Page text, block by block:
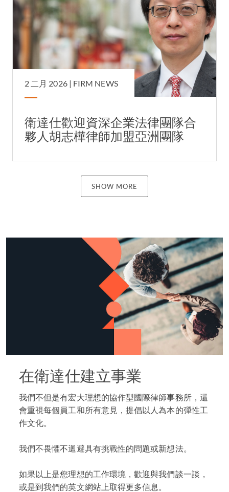
2 二月 2026 | FIRM NEWS
衛達仕歡迎資深企業法律團隊合
夥人胡志樺律師加盟亞洲團隊
SHOW MORE
在衛達仕建立事業
我們不但是有宏大理想的協作型國際律師事務所，還
會重視每個員工和所有意見，提倡以人為本的彈性工
作文化。
我們不畏懼不迴避具有挑戰性的問題或新想法。
如果以上是您理想的工作環境，歡迎與我們談一談，
或是到我們的英文網站上取得更多信息。